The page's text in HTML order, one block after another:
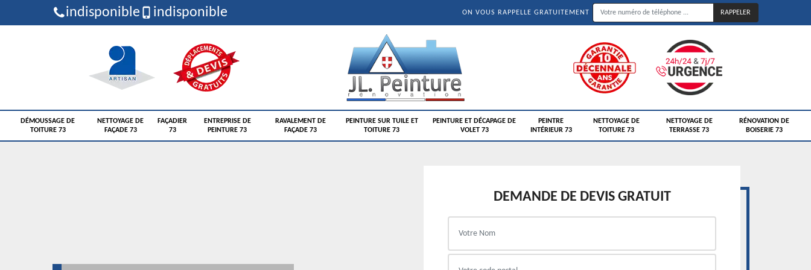
indisponible indisponible ON VOUS RAPPELLE GRATUITEMENT
DÉMOUSSAGE DE
TOITURE 73
NETTOYAGE DE
FAÇADE 73
FAÇADIER
73
ENTREPRISE DE
PEINTURE 73
RAVALEMENT DE
FAÇADE 73
PEINTURE SUR TUILE ET
TOITURE 73
PEINTURE ET DÉCAPAGE DE
VOLET 73
PEINTRE
INTÉRIEUR 73
NETTOYAGE DE
TOITURE 73
NETTOYAGE DE
TERRASSE 73
RÉNOVATION DE
BOISERIE 73
DEMANDE DE DEVIS GRATUIT